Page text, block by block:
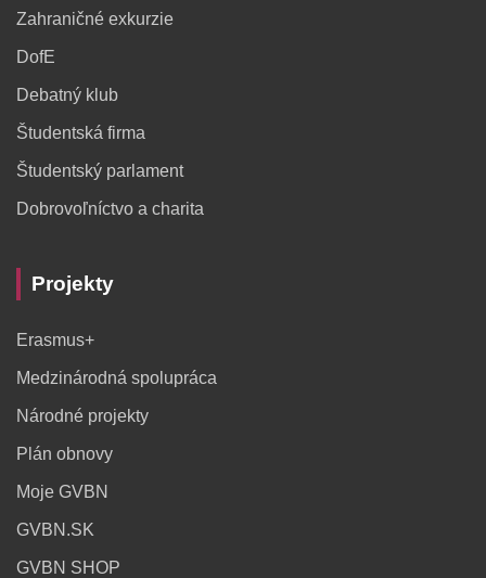
Zahraničné exkurzie
DofE
Debatný klub
Študentská firma
Študentský parlament
Dobrovoľníctvo a charita
Projekty
Erasmus+
Medzinárodná spolupráca
Národné projekty
Plán obnovy
Moje GVBN
GVBN.SK
GVBN SHOP